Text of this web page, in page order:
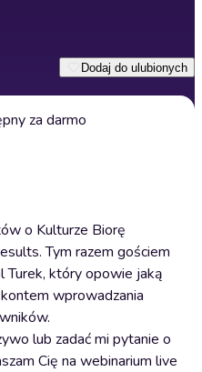
Dodaj do ulubionych
za darmo
o Kulturze Biorę
Tym razem gościem
Turek, który opowie jaką
wprowadzania
lub zadać mi pytanie o
Cię na webinarium live